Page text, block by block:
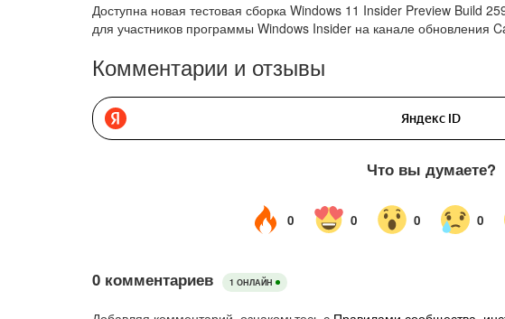
Доступна новая тестовая сборка Windows 11 Insider Preview Build
для участников программы Windows Insider на канале обновления
Комментарии и отзывы